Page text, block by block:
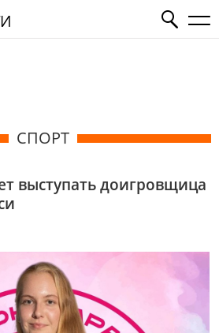
СПОРТ
выступать доигровщица